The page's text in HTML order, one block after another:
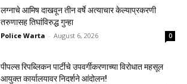
लग्नाचे आमिष दाखवून तीन वर्षे अत्याचार केल्याप्रकरणी
तरुणासह तिघांविरुद्ध गुन्हा
Police Warta - August 6, 2026 0
पीपल्स रिपब्लिकन पार्टीचे उपवर्गीकरणाच्या विरोधात महसूल
आयुक्त कार्यालयावर निदर्शने आंदोलन!